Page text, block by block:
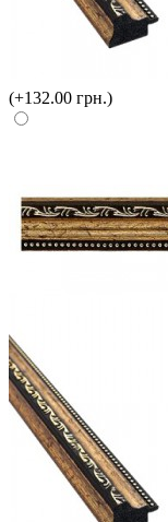
(+132.00 грн.)